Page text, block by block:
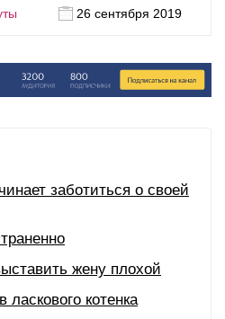
26 сентября 2019
заботиться о своей
жену плохой
котенка